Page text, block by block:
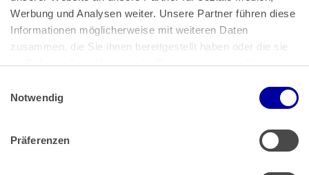
Werbung und Analysen weiter. Unsere Partner führen diese
Informationen möglicherweise mit weiteren Daten
zusammen, die Sie ihnen bereitgestellt haben oder die sie
im Rahmen Ihrer Nutzung der Dienste gesammelt haben.
Impressum
Notwendig
Präferenzen
Bundeskanzlerplatz 2
53113 Bonn
Pressemitteilungen|AGB
Impressum|Datenschutz